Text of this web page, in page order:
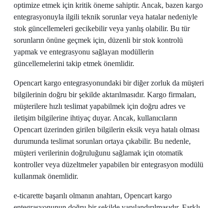
optimize etmek için kritik öneme sahiptir. Ancak, bazen kargo
entegrasyonuyla ilgili teknik sorunlar veya hatalar nedeniyle
stok güncellemeleri gecikebilir veya yanlış olabilir. Bu tür
sorunların önüne geçmek için, düzenli bir stok kontrolü
yapmak ve entegrasyonu sağlayan modüllerin
güncellemelerini takip etmek önemlidir.
Opencart kargo entegrasyonundaki bir diğer zorluk da müşteri
bilgilerinin doğru bir şekilde aktarılmasıdır. Kargo firmaları,
müşterilere hızlı teslimat yapabilmek için doğru adres ve
iletişim bilgilerine ihtiyaç duyar. Ancak, kullanıcıların
Opencart üzerinden girilen bilgilerin eksik veya hatalı olması
durumunda teslimat sorunları ortaya çıkabilir. Bu nedenle,
müşteri verilerinin doğruluğunu sağlamak için otomatik
kontroller veya düzeltmeler yapabilen bir entegrasyon modülü
kullanmak önemlidir.
e-ticarette başarılı olmanın anahtarı, Opencart kargo